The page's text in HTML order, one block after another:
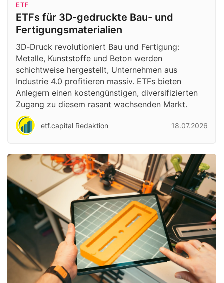
ETF
ETFs für 3D‑gedruckte Bau- und
Fertigungsmaterialien
3D‑Druck revolutioniert Bau und Fertigung:
Metalle, Kunststoffe und Beton werden
schichtweise hergestellt, Unternehmen aus
Industrie 4.0 profitieren massiv. ETFs bieten
Anlegern einen kostengünstigen, diversifizierten
Zugang zu diesem rasant wachsenden Markt.
etf.capital Redaktion 18.07.2026